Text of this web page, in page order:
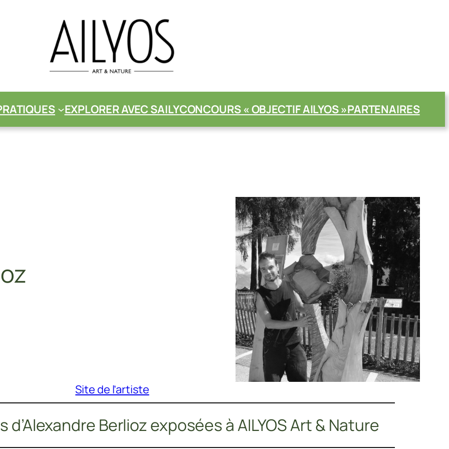
EXPLORER AVEC SAILYCONCOURS « OBJECTIF AILYOS »PARTENAIRES
Site de l’artiste
Berlioz exposées à AILYOS Art & Nature